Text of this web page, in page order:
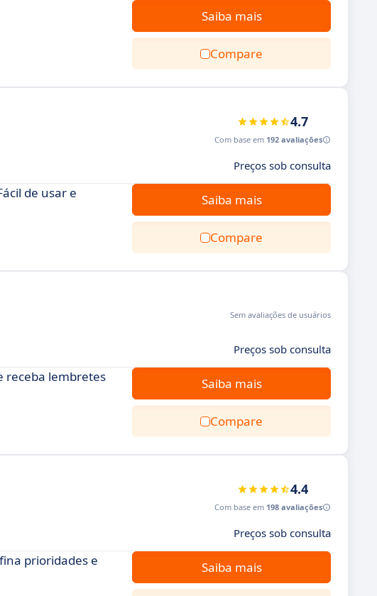
Saiba mais
Compare
4.7
Com base em 192 avaliações
Preços sob consulta
de usar e
Saiba mais
Compare
Sem avaliações de usuários
Preços sob consulta
receba lembretes
Saiba mais
Compare
4.4
Com base em 198 avaliações
Preços sob consulta
prioridades e
Saiba mais